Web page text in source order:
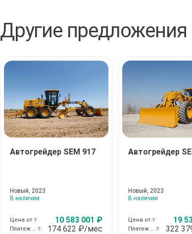
Другие предложения
Автогрейдер SEM 917
Новый, 2023
В наличии
Цена от ? 10 583 001 ₽
Платеж от ? 174 622 ₽/мес
Автогрейдер
Новый, 2023
В наличии
Цена от ? 19
Платеж от ? 322